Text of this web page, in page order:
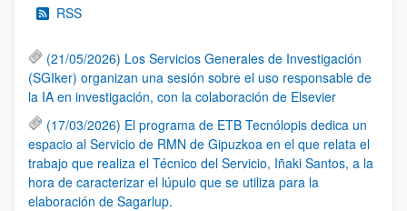
RSS
(21/05/2026) Los Servicios Generales de Investigación
(SGIker) organizan una sesión sobre el uso responsable de
la IA en investigación, con la colaboración de Elsevier
(17/03/2026) El programa de ETB Tecnólopis dedica un
espacio al Servicio de RMN de Gipuzkoa en el que relata el
trabajo que realiza el Técnico del Servicio, Iñaki Santos, a la
hora de caracterizar el lúpulo que se utiliza para la
elaboración de Sagarlup.